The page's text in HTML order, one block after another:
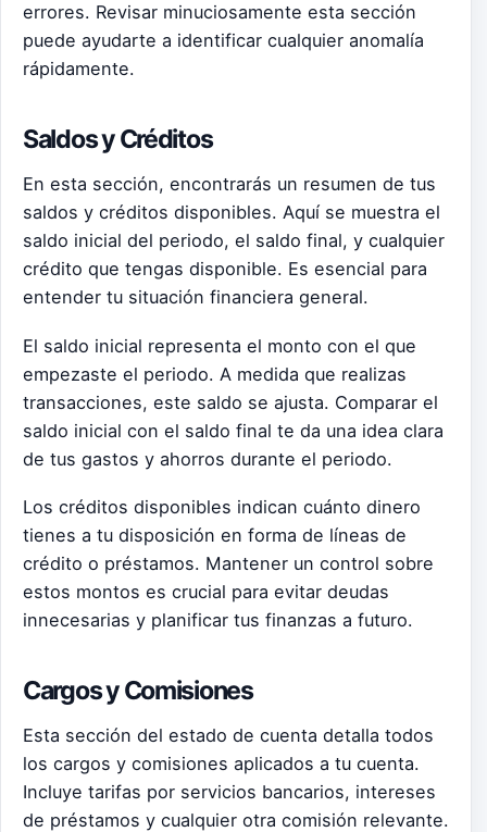
errores. Revisar minuciosamente esta sección
puede ayudarte a identificar cualquier anomalía
rápidamente.
Saldos y Créditos
En esta sección, encontrarás un resumen de tus
saldos y créditos disponibles. Aquí se muestra el
saldo inicial del periodo, el saldo final, y cualquier
crédito que tengas disponible. Es esencial para
entender tu situación financiera general.
El saldo inicial representa el monto con el que
empezaste el periodo. A medida que realizas
transacciones, este saldo se ajusta. Comparar el
saldo inicial con el saldo final te da una idea clara
de tus gastos y ahorros durante el periodo.
Los créditos disponibles indican cuánto dinero
tienes a tu disposición en forma de líneas de
crédito o préstamos. Mantener un control sobre
estos montos es crucial para evitar deudas
innecesarias y planificar tus finanzas a futuro.
Cargos y Comisiones
Esta sección del estado de cuenta detalla todos
los cargos y comisiones aplicados a tu cuenta.
Incluye tarifas por servicios bancarios, intereses
de préstamos y cualquier otra comisión relevante.